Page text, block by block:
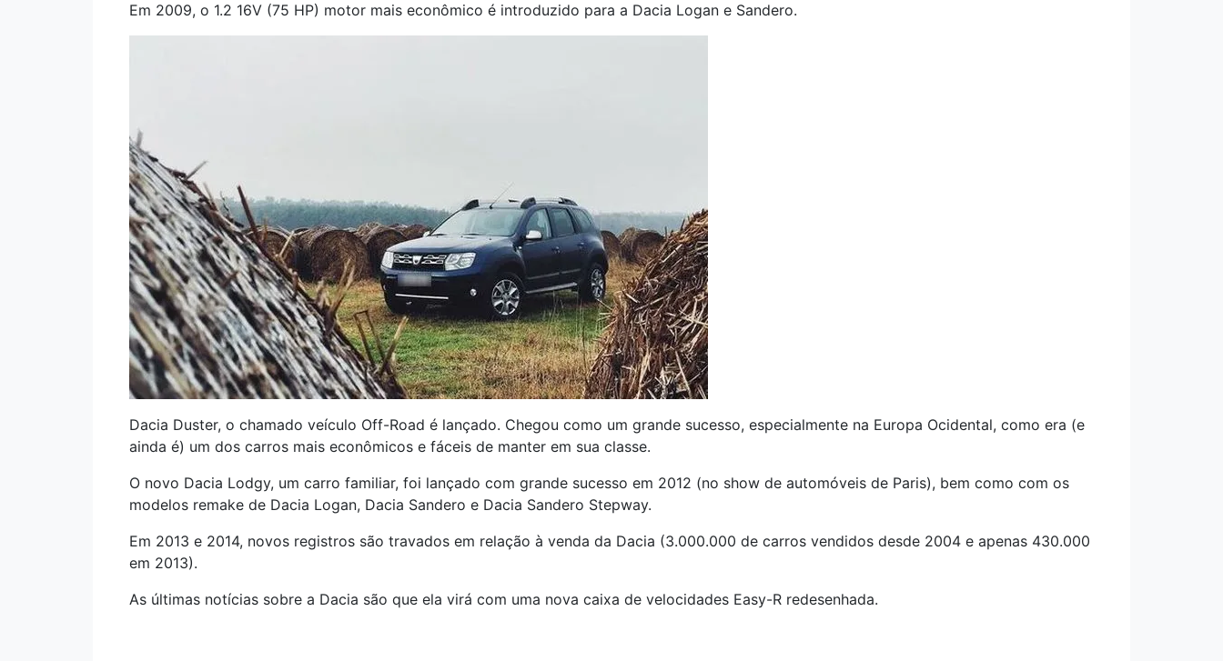
Em 2009, o 1.2 16V (75 HP) motor mais econômico é introduzido para a Dacia Logan e Sandero.
Dacia Duster, o chamado veículo Off-Road é lançado. Chegou como um grande sucesso, especialmente na Europa Ocidental, como era (e
ainda é) um dos carros mais econômicos e fáceis de manter em sua classe.
O novo Dacia Lodgy, um carro familiar, foi lançado com grande sucesso em 2012 (no show de automóveis de Paris), bem como com os
modelos remake de Dacia Logan, Dacia Sandero e Dacia Sandero Stepway.
Em 2013 e 2014, novos registros são travados em relação à venda da Dacia (3.000.000 de carros vendidos desde 2004 e apenas 430.000
em 2013).
As últimas notícias sobre a Dacia são que ela virá com uma nova caixa de velocidades Easy-R redesenhada.